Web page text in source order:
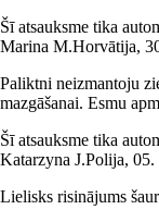
Šī atsauksme tika
Marina M.Horvātija,
Paliktni neizmantoju
mazgāšanai. Esmu
Šī atsauksme tika
Katarzyna J.Polija, 05.
Lielisks risinājums